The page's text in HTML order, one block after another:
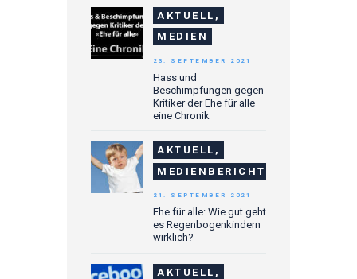
AKTUELL,
MEDIEN
Hass und
Beschimpfungen gegen
Kritiker der Ehe für alle –
eine Chronik
23. SEPTEMBER 2021
AKTUELL,
MEDIENBERICHTE
Ehe für alle: Wie gut geht
es Regenbogenkindern
wirklich?
21. SEPTEMBER 2021
AKTUELL,